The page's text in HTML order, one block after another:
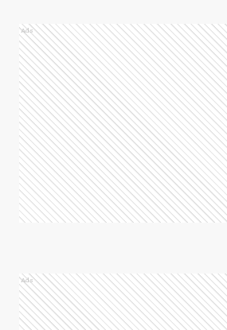
Ads
Ads